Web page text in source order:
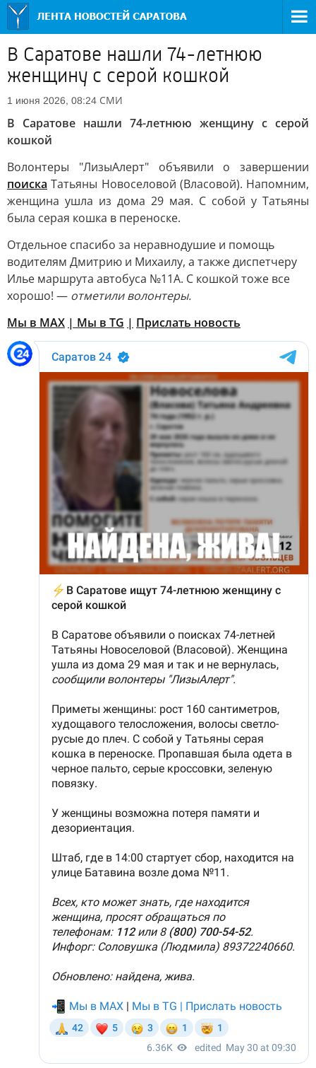
В Саратове нашли 74-летнюю
женщину с серой кошкой
1 июня 2026, 08:24 СМИ
В Саратове нашли 74-летнюю женщину с серой
кошкой
Волонтеры "ЛизыАлерт" объявили о завершении
поиска Татьяны Новоселовой (Власовой). Напомним,
женщина ушла из дома 29 мая. С собой у Татьяны
была серая кошка в переноске.
Отдельное спасибо за неравнодушие и помощь
водителям Дмитрию и Михаилу, а также диспетчеру
Илье маршрута автобуса №11А. С кошкой тоже все
хорошо! — отметили волонтеры.
Мы в MAX | Мы в TG | Прислать новость